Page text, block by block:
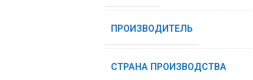
ПРОИЗВОДИТЕЛЬ
СТРАНА ПРОИЗВОДСТВА